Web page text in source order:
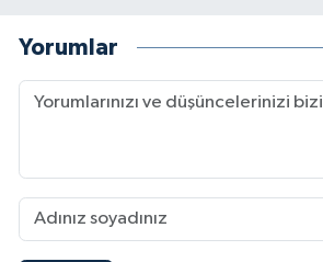
Yorumlar